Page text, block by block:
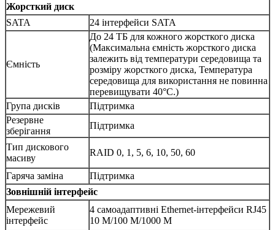
Жорсткий диск
SATA
24 інтерфейси SATA
Ємність
До 24 ТБ для кожного жорсткого диска
(Максимальна ємність жорсткого диска
залежить від температури середовища та
розміру жорсткого диска, Температура
середовища для використання не повинна
перевищувати 40°C.)
Група дисків
Підтримка
Резервне
зберігання
Підтримка
Тип дискового
масиву
RAID 0, 1, 5, 6, 10, 50, 60
Гаряча заміна
Підтримка
Зовнішній інтерфейс
Мережевий
інтерфейс
4 самоадаптивні Ethernet-інтерфейси RJ45
10 М/100 М/1000 М